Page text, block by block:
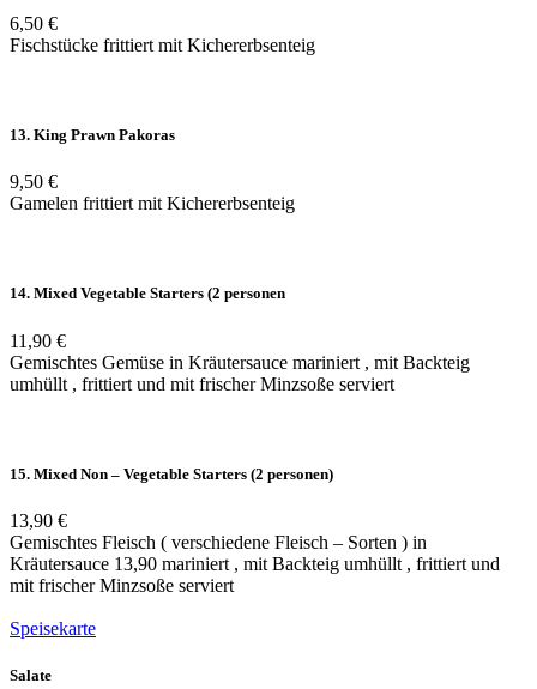
6,50 €
Fischstücke frittiert mit Kichererbsenteig
13. King Prawn Pakoras
9,50 €
Gamelen frittiert mit Kichererbsenteig
14. Mixed Vegetable Starters (2 personen
11,90 €
Gemischtes Gemüse in Kräutersauce mariniert , mit Backteig
umhüllt , frittiert und mit frischer Minzsoße serviert
15. Mixed Non – Vegetable Starters (2 personen)
13,90 €
Gemischtes Fleisch ( verschiedene Fleisch – Sorten ) in
Kräutersauce 13,90 mariniert , mit Backteig umhüllt , frittiert und
mit frischer Minzsoße serviert
Speisekarte
Salate